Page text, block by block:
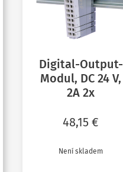
Digital-Output-
Modul, DC 24 V,
2A 2x
48,15€
Není skladem